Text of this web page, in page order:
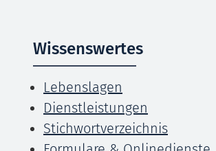
Wissenswertes
Lebenslagen
Dienstleistungen
Stichwortverzeichnis